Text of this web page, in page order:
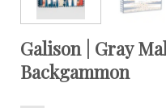
Galison | Gray
Backgammon